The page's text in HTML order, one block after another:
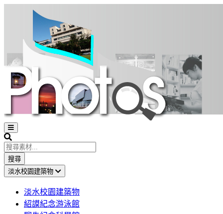
Open
sidebar
Search
搜尋
淡水校園建築物
淡水校園建築物
紹謨紀念游泳館